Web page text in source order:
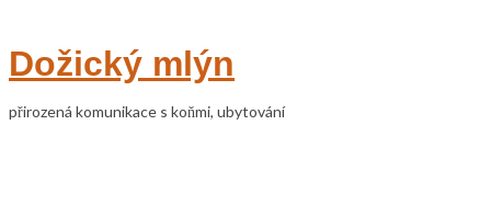
Dožický mlýn
přirozená komunikace s koňmi, ubytování